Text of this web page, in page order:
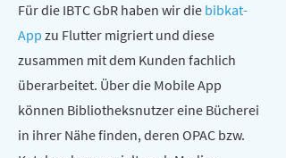
Für die IBTC GbR haben wir die bibkat-
App zu Flutter migriert und diese
zusammen mit dem Kunden fachlich
überarbeitet. Über die Mobile App
können Bibliotheksnutzer eine Bücherei
in ihrer Nähe finden, deren OPAC bzw.